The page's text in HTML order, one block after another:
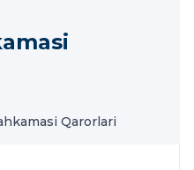
Qarorlari